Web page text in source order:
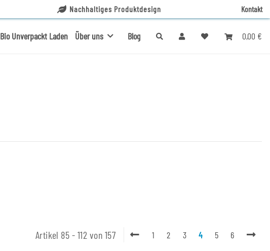
Nachhaltiges Produktdesign Kontakt
0,00 €
Bio Unverpackt Laden Über uns Blog
Artikel 85 - 112 von 157 1 2 3 4 5 6